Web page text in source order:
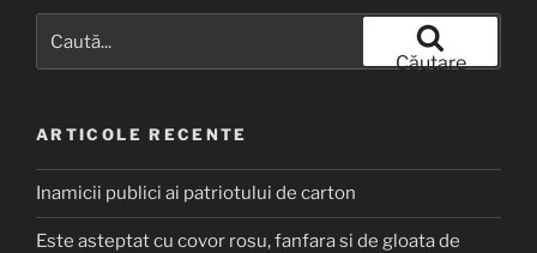
după:
Căutare
ARTICOLE RECENTE
Inamicii publici ai patriotului de carton
Este asteptat cu covor rosu, fanfara si de gloata de